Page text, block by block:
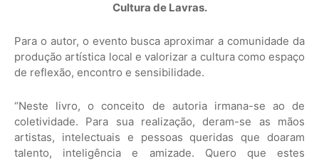
Cultura de Lavras.
Para o autor, o evento busca aproximar a comunidade da
produção artística local e valorizar a cultura como espaço
de reflexão, encontro e sensibilidade.
“Neste livro, o conceito de autoria irmana-se ao de
coletividade. Para sua realização, deram-se as mãos
artistas, intelectuais e pessoas queridas que doaram
talento, inteligência e amizade. Quero que estes